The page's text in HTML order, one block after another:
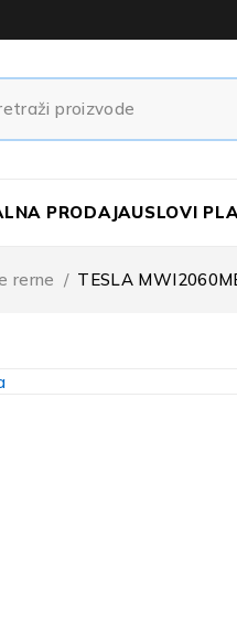
PRODAJAUSLOVI
rerne / TESLA